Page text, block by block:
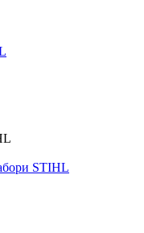
STIHL